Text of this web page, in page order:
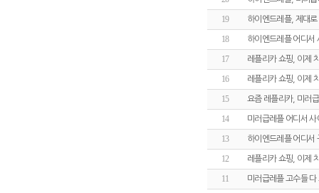
19 하이엔드레플, 제대
18 하이엔드레플 어디서
17 레플리카 쇼핑, 이제
16 레플리카 쇼핑, 이제
15 요즘 레플리카, 미러
14 미러급레플 어디서
13 하이엔드레플 어디서
12 레플리카 쇼핑, 이제
11 미러급레플 고수들